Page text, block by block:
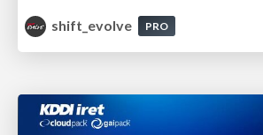
shift_evolve
PRO